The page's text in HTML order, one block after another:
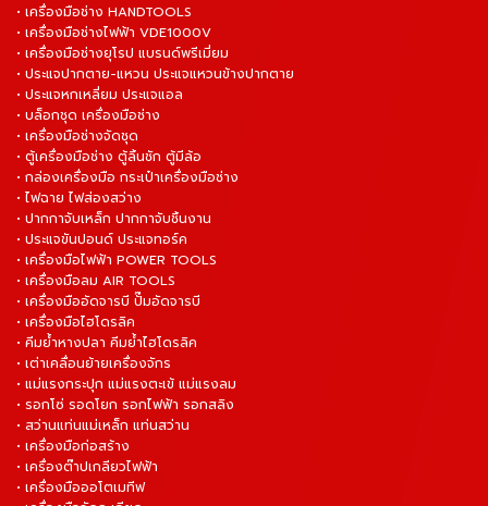
• เครื่องมือช่าง HANDTOOLS
• เครื่องมือช่างไฟฟ้า VDE1000V
• เครื่องมือช่างยุโรป แบรนด์พรีเมี่ยม
• ประแจปากตาย-แหวน ประแจแหวนข้างปากตาย
• ประแจหกเหลี่ยม ประแจแอล
• บล็อกชุด เครื่องมือช่าง
• เครื่องมือช่างจัดชุด
• ตู้เครื่องมือช่าง ตู้ลิ้นชัก ตู้มีล้อ
• กล่องเครื่องมือ กระเป๋าเครื่องมือช่าง
• ไฟฉาย ไฟส่องสว่าง
• ปากกาจับเหล็ก ปากกาจับชิ้นงาน
• ประแจขันปอนด์ ประแจทอร์ค
• เครื่องมือไฟฟ้า POWER TOOLS
• เครื่องมือลม AIR TOOLS
• เครื่องมืออัดจารบี ปั๊มอัดจารบี
• เครื่องมือไฮโดรลิค
• คีมย้ำหางปลา คีมย้ำไฮโดรลิค
• เต่าเคลื่อนย้ายเครื่องจักร
• แม่แรงกระปุก แม่แรงตะเข้ แม่แรงลม
• รอกโซ่ รอดโยก รอกไฟฟ้า รอกสลิง
• สว่านแท่นแม่เหล็ก แท่นสว่าน
• เครื่องมือก่อสร้าง
• เครื่องต๊าปเกลียวไฟฟ้า
• เครื่องมือออโตเมทีฟ